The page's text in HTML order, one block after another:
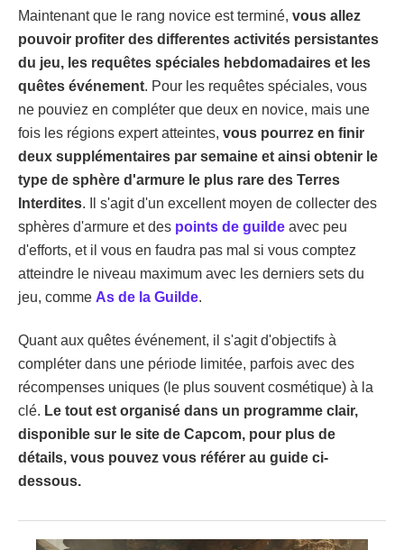
Maintenant que le rang novice est terminé, vous allez
pouvoir profiter des differentes activités persistantes
du jeu, les requêtes spéciales hebdomadaires et les
quêtes événement. Pour les requêtes spéciales, vous
ne pouviez en compléter que deux en novice, mais une
fois les régions expert atteintes, vous pourrez en finir
deux supplémentaires par semaine et ainsi obtenir le
type de sphère d'armure le plus rare des Terres
Interdites. Il s'agit d'un excellent moyen de collecter des
sphères d'armure et des points de guilde avec peu
d'efforts, et il vous en faudra pas mal si vous comptez
atteindre le niveau maximum avec les derniers sets du
jeu, comme As de la Guilde.
Quant aux quêtes événement, il s'agit d'objectifs à
compléter dans une période limitée, parfois avec des
récompenses uniques (le plus souvent cosmétique) à la
clé. Le tout est organisé dans un programme clair,
disponible sur le site de Capcom, pour plus de
détails, vous pouvez vous référer au guide ci-
dessous.